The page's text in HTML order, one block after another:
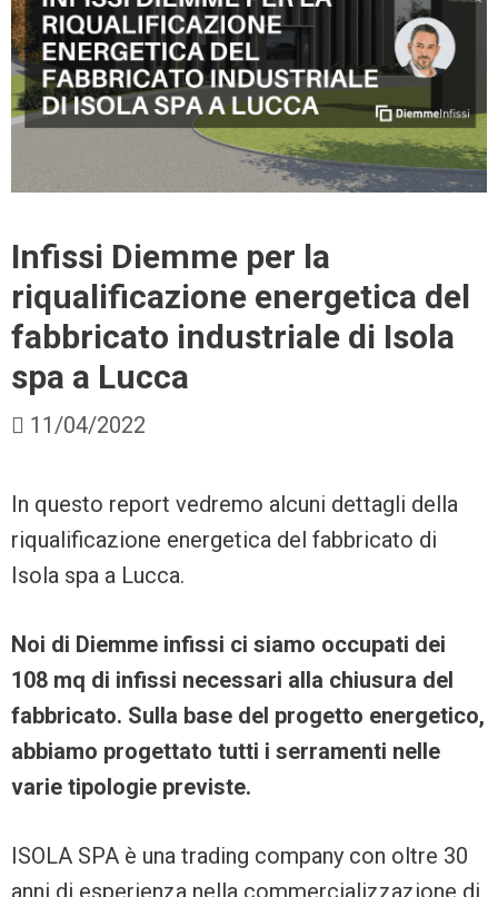
Infissi Diemme per la
riqualificazione energetica del
fabbricato industriale di Isola
spa a Lucca
11/04/2022
In questo report vedremo alcuni dettagli della
riqualificazione energetica del fabbricato di
Isola spa a Lucca.
Noi di Diemme infissi ci siamo occupati dei
108 mq di infissi necessari alla chiusura del
fabbricato. Sulla base del progetto energetico,
abbiamo progettato tutti i serramenti nelle
varie tipologie previste.
ISOLA SPA è una trading company con oltre 30